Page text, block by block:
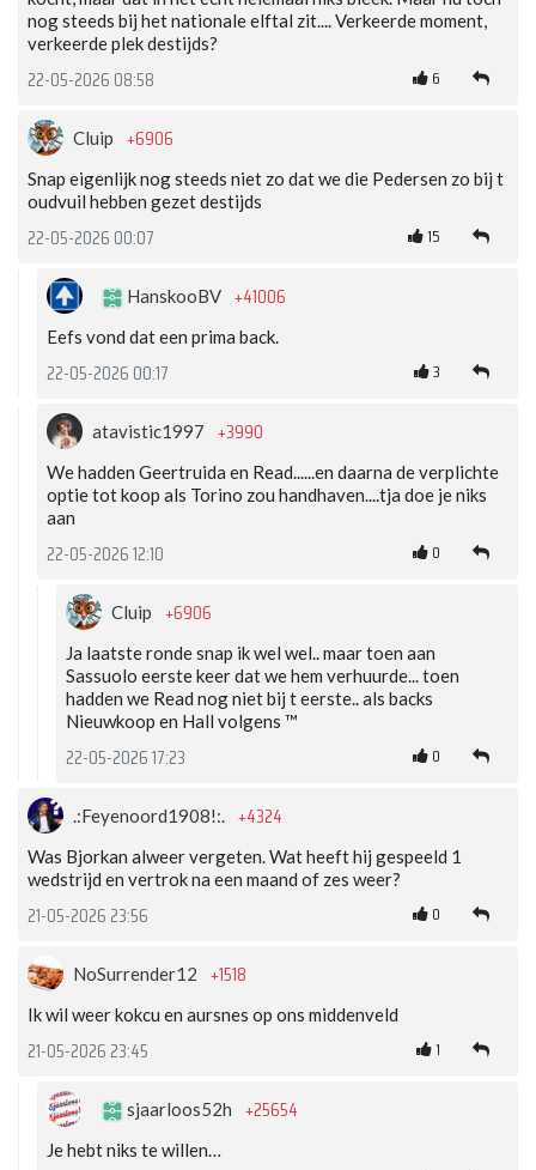
nog steeds bij het nationale elftal zit.... Verkeerde moment,
verkeerde plek destijds?
22-05-2026 08:58 6
Cluip +6906
Snap eigenlijk nog steeds niet zo dat we die Pedersen zo bij t
oudvuil hebben gezet destijds
22-05-2026 00:07 15
HanskooBV +41006
Eefs vond dat een prima back.
22-05-2026 00:17 3
atavistic1997 +3990
We hadden Geertruida en Read......en daarna de verplichte
optie tot koop als Torino zou handhaven....tja doe je niks
aan
22-05-2026 12:10 0
Cluip +6906
Ja laatste ronde snap ik wel wel.. maar toen aan
Sassuolo eerste keer dat we hem verhuurde... toen
hadden we Read nog niet bij t eerste.. als backs
Nieuwkoop en Hall volgens ™️
22-05-2026 17:23 0
.:Feyenoord1908!:. +4324
Was Bjorkan alweer vergeten. Wat heeft hij gespeeld 1
wedstrijd en vertrok na een maand of zes weer?
21-05-2026 23:56 0
NoSurrender12 +1518
Ik wil weer kokcu en aursnes op ons middenveld
21-05-2026 23:45 1
sjaarloos52h +25654
Je hebt niks te willen…